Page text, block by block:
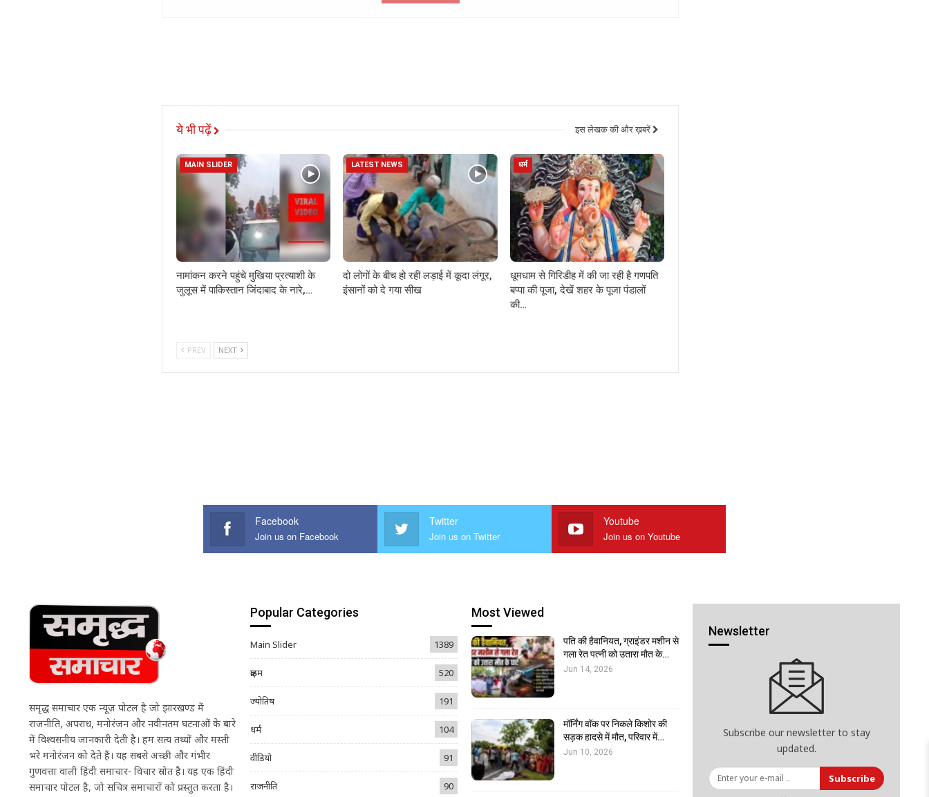
ये भी पढ़ें इस लेखक की और ख़बरें
MAIN SLIDER
नामांकन करने पहुंचे मुखिया प्रत्याशी के
जुलूस में पाकिस्तान जिंदाबाद के नारे,…
LATEST NEWS
दो लोगों के बीच हो रही लड़ाई में कूदा लंगूर,
इंसानों को दे गया सीख
धर्म
धूमधाम से गिरिडीह में की जा रही है गणपति
बप्पा की पूजा, देखें शहर के पूजा पंडालों
की…
PREV NEXT
Facebook
Join us on Facebook
Twitter
Join us on Twitter
Youtube
Join us on Youtube
समृद्ध समाचार एक न्यूज़ पोर्टल है जो झारखण्ड में
राजनीति, अपराध, मनोरंजन और नवीनतम घटनाओं के बारे
में विश्वसनीय जानकारी देती है। हम सत्य तथ्यों और मस्ती
भरे मनोरंजन को देते हैं। यह सबसे अच्छी और गंभीर
गुणवत्ता वाली हिंदी समाचार- विचार स्रोत है। यह एक हिंदी
समाचार पोर्टल है, जो सचित्र समाचारों को प्रस्तुत करता है।
Popular Categories
Main Slider 1389
क्राइम 520
ज्योतिष 191
धर्म 104
वीडियो 91
राजनीति 90
Most Viewed
पति की हैवानियत, ग्राइंडर मशीन से
गला रेत पत्नी को उतारा मौत के…
Jun 14, 2026
मॉर्निंग वॉक पर निकले किशोर की
सड़क हादसे में मौत, परिवार में…
Jun 10, 2026
Newsletter
Subscribe our newsletter to stay
updated.
Subscribe